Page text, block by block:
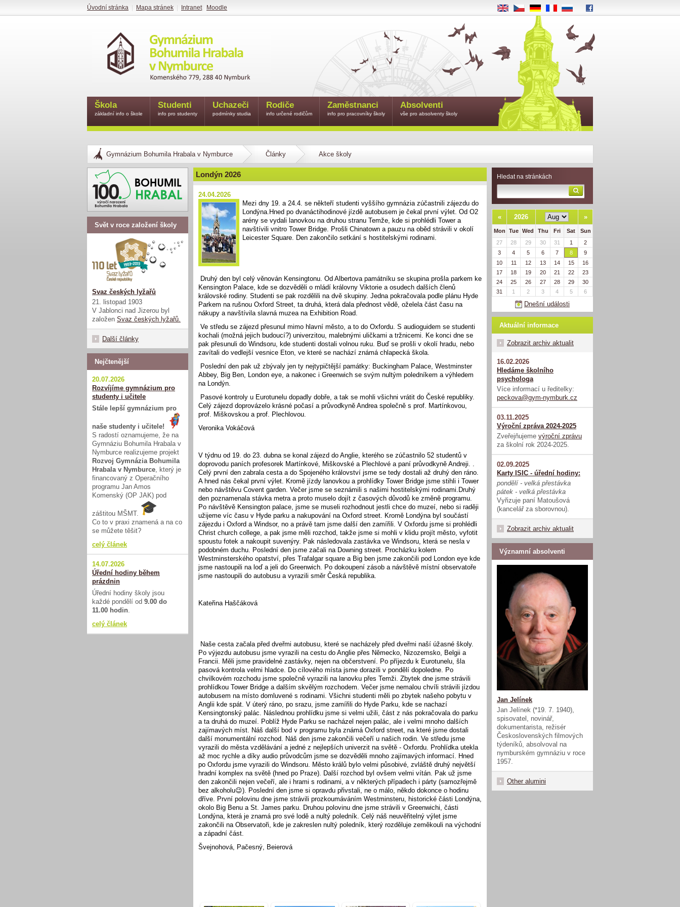
Gymnázium Bohumila Hrabala v Nymburce Články Akce školy
Londýn 2026
24.04.2026
Mezi dny 19. a 24.4. se někteří studenti vyššího gymnázia zúčastnili zájezdu do
Londýna.Hned po dvanáctihodinové jízdě autobusem je čekal první výlet. Od O2
arény se vydali lanovkou na druhou stranu Temže, kde si prohlédli Tower a
navštívili vnitro Tower Bridge. Prošli Chinatown a pauzu na oběd strávili v okolí
Leicester Square. Den zakončilo setkání s hostitelskými rodinami.
Druhý den byl celý věnován Kensingtonu. Od Albertova památníku se skupina prošla parkem ke
Kensington Palace, kde se dozvěděli o mládí královny Viktorie a osudech dalších členů
královské rodiny. Studenti se pak rozdělili na dvě skupiny. Jedna pokračovala podle plánu Hyde
Parkem na rušnou Oxford Street, ta druhá, která dala přednost vědě, oželela část času na
nákupy a navštívila slavná muzea na Exhibition Road.
Ve středu se zájezd přesunul mimo hlavní město, a to do Oxfordu. S audioguidem se studenti
kochali (možná jejich budoucí?) univerzitou, malebnými uličkami a tržnicemi. Ke konci dne se
pak přesunuli do Windsoru, kde studenti dostali volnou ruku. Buď se prošli v okolí hradu, nebo
zavítali do vedlejší vesnice Eton, ve které se nachází známá chlapecká škola.
Poslední den pak už zbývaly jen ty nejtypičtější památky: Buckingham Palace, Westminster
Abbey, Big Ben, London eye, a nakonec i Greenwich se svým nultým poledníkem a výhledem
na Londýn.
Pasové kontroly u Eurotunelu dopadly dobře, a tak se mohli všichni vrátit do České republiky.
Celý zájezd doprovázelo krásné počasí a průvodkyně Andrea společně s prof. Martínkovou,
prof. Miškovskou a prof. Plechlovou.
Veronika Vokáčová
V týdnu od 19. do 23. dubna se konal zájezd do Anglie, kterého se zúčastnilo 52 studentů v
doprovodu paních profesorek Martínkové, Miškovské a Plechlové a paní průvodkyně Andreji. .
Celý první den zabrala cesta a do Spojeného království jsme se tedy dostali až druhý den ráno.
A hned nás čekal první výlet. Kromě jízdy lanovkou a prohlídky Tower Bridge jsme stihli i Tower
nebo návštěvu Covent garden. Večer jsme se seznámili s našimi hostitelskými rodinami.Druhý
den poznamenala stávka metra a proto muselo dojít z časových důvodů ke změně programu.
Po návštěvě Kensington palace, jsme se museli rozhodnout jestli chce do muzeí, nebo si raději
užijeme víc času v Hyde parku a nakupování na Oxford street. Kromě Londýna byl součástí
zájezdu i Oxford a Windsor, no a právě tam jsme další den zamířili. V Oxfordu jsme si prohlédli
Christ church college, a pak jsme měli rozchod, takže jsme si mohli v klidu projít město, vyfotit
spoustu fotek a nakoupit suvenýry. Pak následovala zastávka ve Windsoru, která se nesla v
podobném duchu. Poslední den jsme začali na Downing street. Procházku kolem
Westminsterského opatství, přes Trafalgar square a Big ben jsme zakončili pod London eye kde
jsme nastoupili na loď a jeli do Greenwich. Po dokoupení zásob a návštěvě místní observatoře
jsme nastoupili do autobusu a vyrazili směr Česká republika.
Kateřina Haščáková
Naše cesta začala před dveřmi autobusu, které se nacházely před dveřmi naší úžasné školy.
Po výjezdu autobusu jsme vyrazili na cestu do Anglie přes Německo, Nizozemsko, Belgii a
Francii. Měli jsme pravidelné zastávky, nejen na občerstvení. Po příjezdu k Eurotunelu, šla
pasová kontrola velmi hladce. Do cílového místa jsme dorazili v pondělí dopoledne. Po
chvilkovém rozchodu jsme společně vyrazili na lanovku přes Temži. Zbytek dne jsme strávili
prohlídkou Tower Bridge a dalším skvělým rozchodem. Večer jsme nemalou chvíli strávili jízdou
autobusem na místo domluvené s rodinami. Všichni studenti měli po zbytek našeho pobytu v
Anglii kde spát. V úterý ráno, po srazu, jsme zamířili do Hyde Parku, kde se nachazí
Kensingtonský palác. Následnou prohlídku jsme si velmi užili, část z nás pokračovala do parku
a ta druhá do muzeí. Poblíž Hyde Parku se nacházel nejen palác, ale i velmi mnoho dalších
zajímavých míst. Náš další bod v programu byla známá Oxford street, na které jsme dostali
další monumentální rozchod. Náš den jsme zakončili večeří u našich rodin. Ve středu jsme
vyrazili do města vzdělávání a jedné z nejlepších univerzit na světě - Oxfordu. Prohlídka utekla
až moc rychle a díky audio průvodcům jsme se dozvěděli mnoho zajímavých informací. Hned
po Oxfordu jsme vyrazili do Windsoru. Město králů bylo velmi působivé, zvláště druhý největší
hradní komplex na světě (hned po Praze). Další rozchod byl ovšem velmi vítán. Pak už jsme
den zakončili nejen večeří, ale i hrami s rodinami, a v některých případech i párty (samozřejmě
bez alkoholu😉). Poslední den jsme si opravdu přivstali, ne o málo, někdo dokonce o hodinu
dříve. První polovinu dne jsme strávili prozkoumáváním Westminsteru, historické části Londýna,
okolo Big Benu a St. James parku. Druhou polovinu dne jsme strávili v Greenwichi, části
Londýna, která je znamá pro své lodě a nultý poledník. Celý náš neuvěřitelný výlet jsme
zakončili na Observatoři, kde je zakreslen nultý poledník, který rozděluje zeměkouli na východní
a západní část.
Švejnohová, Pačesný, Beierová
Hledat na stránkách
« 2026 »
Mon Tue Wed Thu Fri Sat
Sun
27
28 29 30 31 1
2
3
4 5 6 7 8
9
10
11 12 13 14 15
16
17
18 19 20 21 22
23
24
25 26 27 28 29
30
31
1 2 3 4 5 6
Dnešní události
Aktuální informace
Zobrazit archiv aktualit
16.02.2026
Hledáme školního
psychologa
Více informací u ředitelky:
peckova@gym-nymburk.cz
03.11.2025
Výroční zpráva 2024-2025
Zveřejňujeme výroční zprávu
za školní rok 2024-2025.
02.09.2025
Karty ISIC - úřední hodiny:
pondělí - velká přestávka
pátek - velká přestávka
Vyřizuje paní Matoušová
(kancelář za sborovnou).
Zobrazit archiv aktualit
Významní absolventi
Jan Jelínek
Jan Jelínek (*19. 7. 1940),
spisovatel, novinář,
dokumentarista, režisér
Československých filmových
týdeníků, absolvoval na
nymburském gymnáziu v roce
1957.
Other alumini
Svět v roce založení školy
Svaz českých lyžařů
21. listopad 1903
V Jablonci nad Jizerou byl
založen Svaz českých lyžařů.
Další články
Nejčtenější
20.07.2026
Rozvíjíme gymnázium pro
studenty i učitele
Stále lepší gymnázium pro
naše studenty i učitele!
S radostí oznamujeme, že na
Gymnáziu Bohumila Hrabala v
Nymburce realizujeme projekt
Rozvoj Gymnázia Bohumila
Hrabala v Nymburce , který je
financovaný z Operačního
programu Jan Amos
Komenský (OP JAK) pod
záštitou MŠMT.
Co to v praxi znamená a na co
se můžete těšit?
celý článek
14.07.2026
Úřední hodiny během
prázdnin
Úřední hodiny školy jsou
každé pondělí od 9.00 do
11.00 hodin
celý článek
Škola
základní info o škole
Studenti
info pro studenty
Uchazeči
podmínky studia
Rodiče
info určené rodičům
Zaměstnanci
info pro pracovníky školy
Absolventi
vše pro absolventy školy
Úvodní stránka Mapa stránek Intranet| Moodle EN CS DE RU